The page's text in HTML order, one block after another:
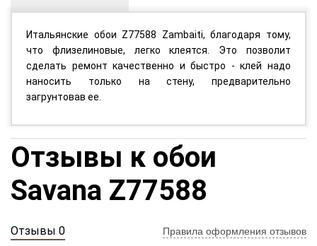
Итальянские обои Z77588 Zambaiti, благодаря тому,
что флизелиновые, легко клеятся. Это позволит
сделать ремонт качественно и быстро - клей надо
наносить только на стену, предварительно
загрунтовав ее.
Отзывы к обои
Savana Z77588
Отзывы 0 Правила оформления отзывов